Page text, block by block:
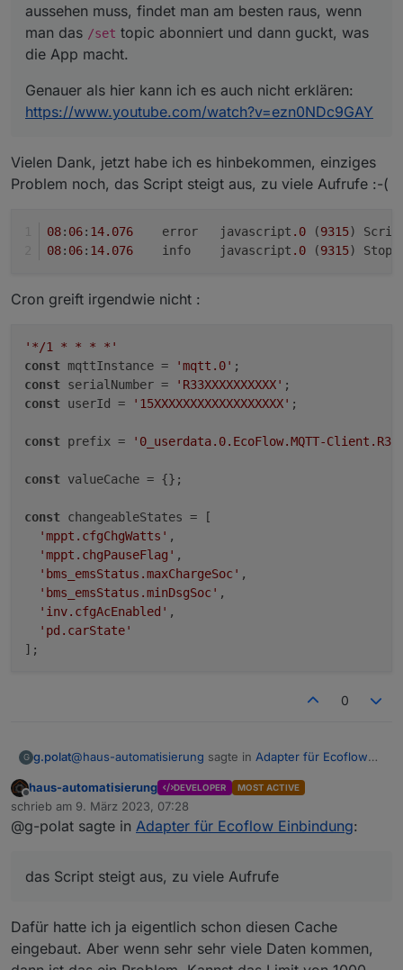
aussehen muss, findet man am besten raus, wenn
man das /set topic abonniert und dann guckt, was
die App macht.
Genauer als hier kann ich es auch nicht erklären:
https://www.youtube.com/watch?v=ezn0NDc9GAY
Vielen Dank, jetzt habe ich es hinbekommen, einziges
Problem noch, das Script steigt aus, zu viele Aufrufe :-(
08: 06: 14.076
	error	javascript
.0 (9315)
08: 06: 14.076
	info	javascript
.0 (9315) Stop
Cron greift irgendwie nicht :
'*/1 * * * *'
const mqttInstance = 'mqtt.0'
const serialNumber = 'R33XXXXXXXXXX'
const userId = '15XXXXXXXXXXXXXXXXXX' ;
const prefix = '0_userdata.0.EcoFlow.MQTT-
const valueCache = {};
const changeableStates = [
'mppt.cfgChgWatts' ,
'mppt.chgPauseFlag' ,
'bms_emsStatus.maxChargeSoc' ,
'bms_emsStatus.minDsgSoc' ,
'inv.cfgAcEnabled' ,
'pd.carState'
0
G g.polat@haus-automatisierung sagte in Adapter für Ecoflow
@g-polat sagte in
Einbindung:
Kann bitte nochmal jemand für dummy's
erklären wie wie genau die Schaltbefehle
Es wird ein JSON-String auf dem entsprechenden
Topic gepublished. Wie genau der Playload
Vielen Dank, jetzt habe ich es hinbekommen, einziges
08:06:14.076	error	javascript.0 (9315)
'*/1 * * * *'
const mqttInstance = 'mqtt.0';
Offline
haus-automatisierung DEVELOPER MOST ACTIVE
schrieb am 9. März 2023, 07:28
zuletzt editiert von
@g-polat sagte in Adapter für Ecoflow Einbindung:
das Script steigt aus, zu viele Aufrufe
Dafür hatte ich ja eigentlich schon diesen Cache
eingebaut. Aber wenn sehr sehr viele Daten kommen,